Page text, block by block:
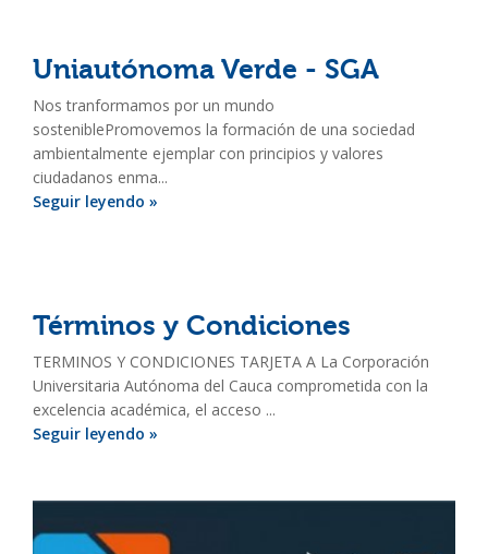
Uniautónoma Verde - SGA
Nos tranformamos por un mundo
sosteniblePromovemos la formación de una sociedad
ambientalmente ejemplar con principios y valores
ciudadanos enma...
Seguir leyendo »
Términos y Condiciones
TERMINOS Y CONDICIONES TARJETA A La Corporación
Universitaria Autónoma del Cauca comprometida con la
excelencia académica, el acceso ...
Seguir leyendo »